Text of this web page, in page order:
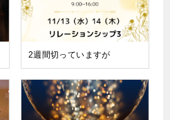
2週間切っていますが